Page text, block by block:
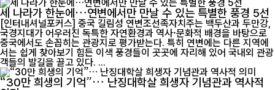
세 나라가 한눈에…연변에서만 만날 수 있는 특별한 풍경 5선
[인터내셔널포커스] 중국 길림성 연변조선족자치주는 백두산과 두만강,
국경지대가 어우러진 독특한 자연환경과 역사·문화적 배경을 바탕으로
중국에서도 손꼽히는 관광지로 평가받는다. 특히 연변에는 다른 지역에
서는 쉽게 찾아보기 힘든 이색 풍경들이 곳곳에 자리해 있어 국내외 관광
객들의 발길을 끌고 있다. ...
“30만 희생의 기억”… 난징대학살 희생자 기념관과 역사적